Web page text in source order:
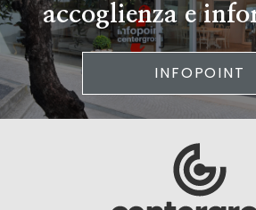
accoglienza e
INFOPOINT